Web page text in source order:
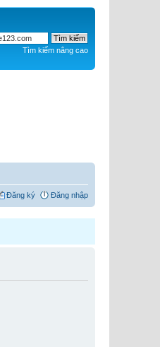
Tìm kiếm nâng cao
Đăng ký Đăng nhập